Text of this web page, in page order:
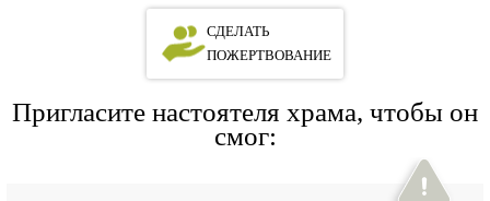
СДЕЛАТЬ
ПОЖЕРТВОВАНИЕ
Пригласите настоятеля храма, чтобы он
смог: